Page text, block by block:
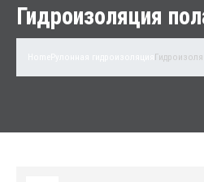
Гидроизоляция